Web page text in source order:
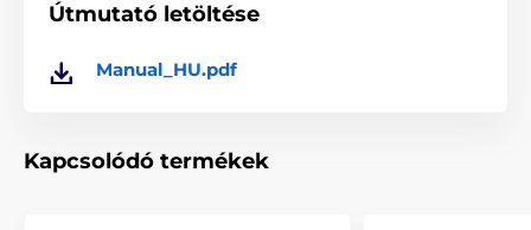
Tartozékok kiképző nyakörvek
Útmutató letöltése
Manual_HU.pdf
Kapcsolódó termékek